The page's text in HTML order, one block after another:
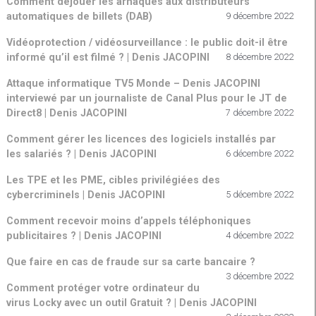
automatiques de billets (DAB)
9 décembre 2022
Vidéoprotection / vidéosurveillance : le public doit-il être
informé qu’il est filmé ? | Denis JACOPINI
8 décembre 2022
Attaque informatique TV5 Monde – Denis JACOPINI
interviewé par un journaliste de Canal Plus pour le JT de
Direct8 | Denis JACOPINI
7 décembre 2022
Comment gérer les licences des logiciels installés par
les salariés ? | Denis JACOPINI
6 décembre 2022
Les TPE et les PME, cibles privilégiées des
cybercriminels | Denis JACOPINI
5 décembre 2022
Comment recevoir moins d’appels téléphoniques
publicitaires ? | Denis JACOPINI
4 décembre 2022
Que faire en cas de fraude sur sa carte bancaire ?
3 décembre 2022
Comment protéger votre ordinateur du
virus Locky avec un outil Gratuit ? | Denis JACOPINI